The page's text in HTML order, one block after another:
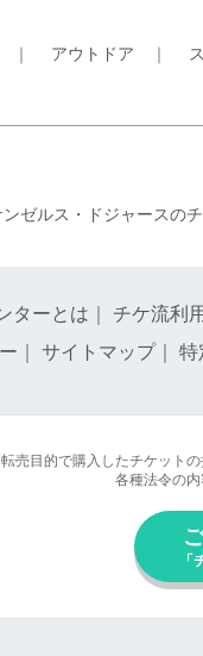
｜ アウトドア ｜
ンゼルス・ドジャースの
ターとは チケ流利
サイトマップ｜ 特
転売目的で購入したチケット
各種法令の内